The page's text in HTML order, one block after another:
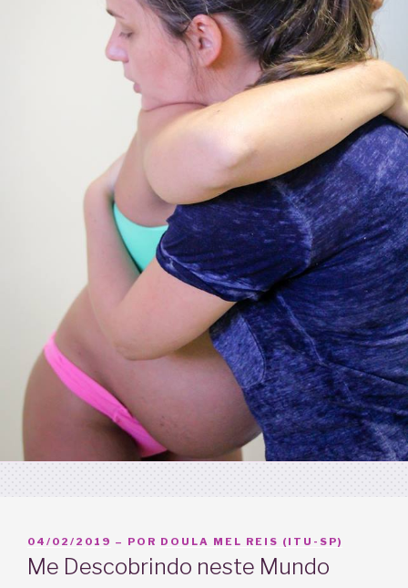
PUBLICADO
EM
04/02/2019 – POR DOULA MEL REIS (ITU-SP)
Me Descobrindo neste Mundo